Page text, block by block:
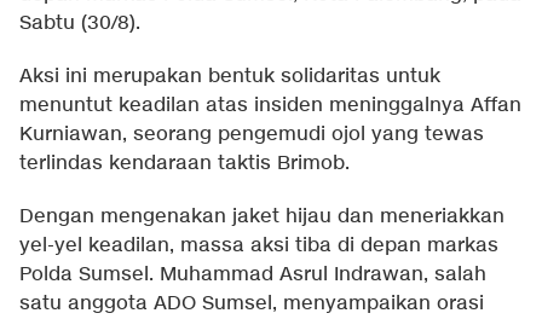
Sabtu (30/8).
Aksi ini merupakan bentuk solidaritas untuk
menuntut keadilan atas insiden meninggalnya Affan
Kurniawan, seorang pengemudi ojol yang tewas
terlindas kendaraan taktis Brimob.
Dengan mengenakan jaket hijau dan meneriakkan
yel-yel keadilan, massa aksi tiba di depan markas
Polda Sumsel. Muhammad Asrul Indrawan, salah
satu anggota ADO Sumsel, menyampaikan orasi